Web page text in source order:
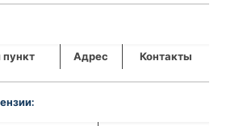
Адрес Контакты